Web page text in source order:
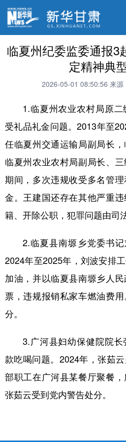
临夏州纪委监委通报3
定精神典
2026-05-01 08:50:56 来源
1.临夏州农业农村局原二
受礼品礼金问题。2013年至
任临夏州交通运输局副局长
临夏州农业农村局副局长、
期间，多次违规收受多名管
金。王建国还存在其他严重
籍、开除公职，犯罪问题由司
2.临夏县南塬乡党委书记
2024年至2025年，刘波安排
加油，并以临夏县南塬乡人
票，违规报销私家车燃油费
分。
3.广河县妇幼保健院院长
款吃喝问题。2024年，张茹
部职工在广河县某餐厅聚餐，
张茹云受到党内警告处分。